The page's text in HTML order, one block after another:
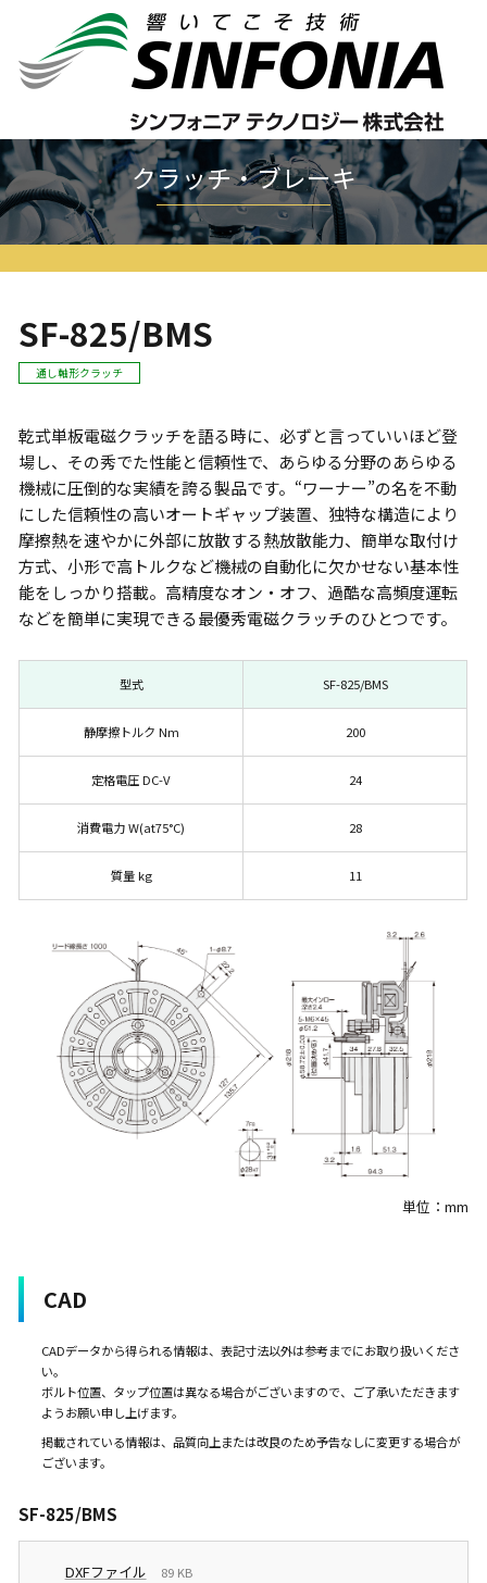
ホーム クラッチ・ブレーキ ワーナーシリーズ SF SF-825/BMS
クラッチ・ブレーキ
SF-825/BMS
通し軸形クラッチ
乾式単板電磁クラッチを語る時に、必ずと言っていいほど登
場し、その秀でた性能と信頼性で、あらゆる分野のあらゆる
機械に圧倒的な実績を誇る製品です。“ワーナー”の名を不動
にした信頼性の高いオートギャップ装置、独特な構造により
摩擦熱を速やかに外部に放散する熱放散能力、簡単な取付け
方式、小形で高トルクなど機械の自動化に欠かせない基本性
能をしっかり搭載。高精度なオン・オフ、過酷な高頻度運転
などを簡単に実現できる最優秀電磁クラッチのひとつです。
型式 SF-825/BMS
静摩擦トルク Nm 200
定格電圧 DC-V 24
消費電力 W(at75°C) 28
質量 kg 11
単位：mm
CAD
CADデータから得られる情報は、表記寸法以外は参考までにお取り扱いくださ
い。
ボルト位置、タップ位置は異なる場合がございますので、ご了承いただきます
ようお願い申し上げます。
掲載されている情報は、品質向上または改良のため予告なしに変更する場合が
ございます。
SF-825/BMS
DXFファイル 89 KB